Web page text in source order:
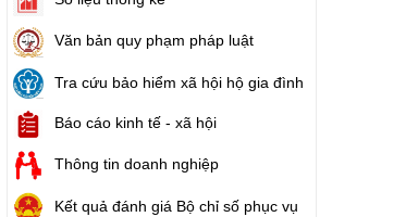
biểu Hội đồng nhân dân các cấp nhiệm kỳ 2026 - 2031
Văn bản quy phạm pháp luật
Tra cứu bảo hiểm xã hội hộ gia đình
Báo cáo kinh tế - xã hội
Thông tin doanh nghiệp
Kết quả đánh giá Bộ chỉ số phục vụ